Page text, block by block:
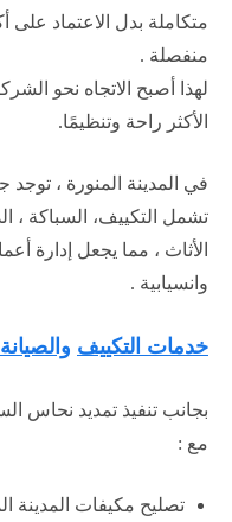
متكاملة بدل الاعتماد
منفصلة .
لهذا أصبح الاتجاه نحو
الأكثر راحة وتنظيمًا.
في المدينة المنورة ،
تشمل التكييف، السباكة ،
الأثاث ، مما يجعل إدارة
وانسيابية .
خدمات التكييف والصيانة
بجانب تنفيذ تمديد نحاس
مع :
تصليح مكيفات المدينة